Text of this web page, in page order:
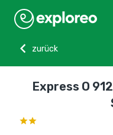
chevron_left
zurück
Express O